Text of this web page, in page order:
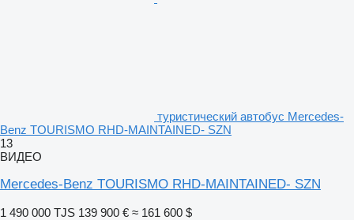
туристический автобус Mercedes-
Benz TOURISMO RHD-MAINTAINED- SZN
13
ВИДЕО
Mercedes-Benz TOURISMO RHD-MAINTAINED- SZN
1 490 000 TJS 139 900 € ≈ 161 600 $